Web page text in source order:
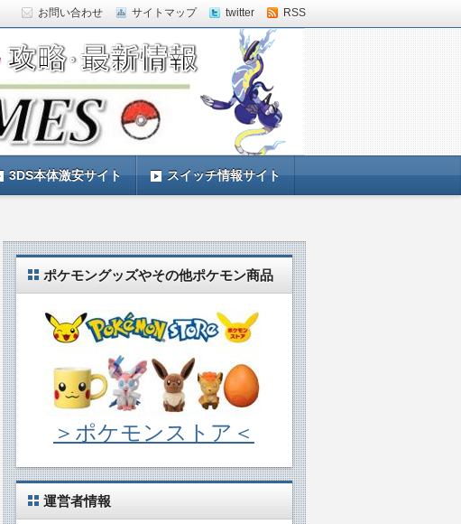
お問い合わせ サイトマップ twitter RSS
3DS本体激安サイト スイッチ情報サイト
ポケモングッズやその他ポケモン商品
＞ポケモンストア＜
運営者情報